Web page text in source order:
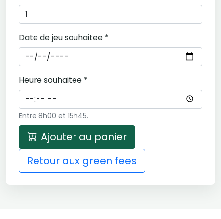
Date de jeu souhaitee *
Heure souhaitee *
Entre 8h00 et 15h45.
Ajouter au panier
Retour aux green fees